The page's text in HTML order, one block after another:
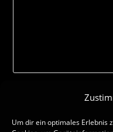
Um dir ein optimales Erlebnis